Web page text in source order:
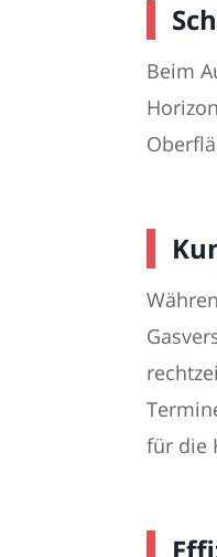
Beim
für die